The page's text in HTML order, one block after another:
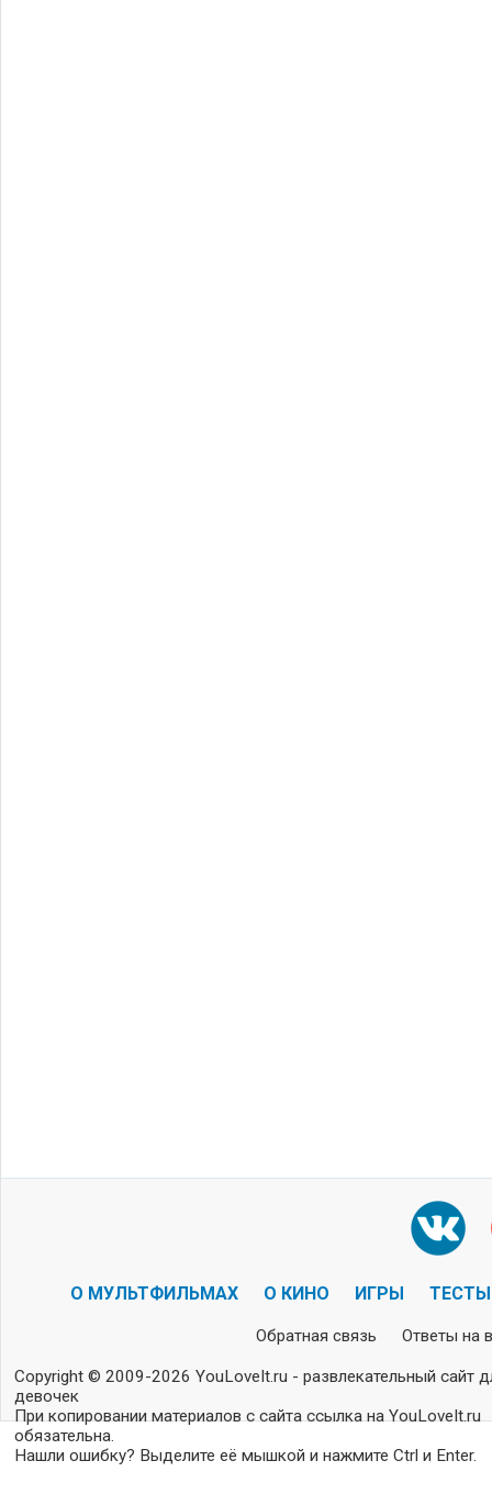
О МУЛЬТФИЛЬМАХ О КИНО ИГРЫ ТЕСТЫ
Обратная связь Ответы на
Copyright © 2009-2026 YouLoveIt.ru - развлекательный сайт
девочек
При копировании материалов с сайта ссылка на YouLoveIt.ru
обязательна.
Нашли ошибку? Выделите её мышкой и нажмите Ctrl и Enter.